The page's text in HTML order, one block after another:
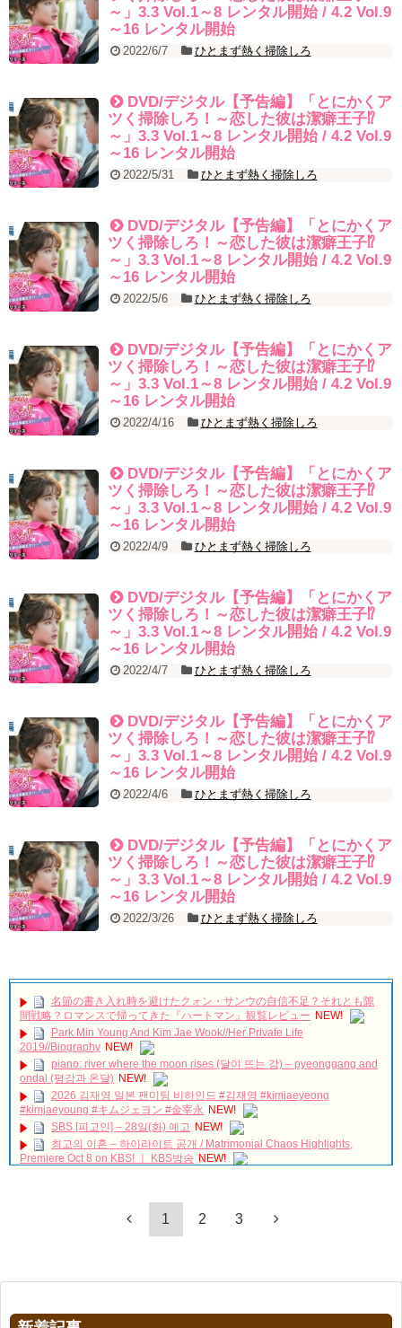
痩せたのはソン・ジェリムのせい!? 」 (11/26)
【裏芸能】キムユジョンの熱愛彼氏はあの大物俳優
キム・ユジョン、美しいセルフショットで近況を伝える“会いたいで
しょ？” Big News TV
幻の王女チャミョンゴ エンディング
YUCHUN ♥ LOVE 15 「成均館 5話」
[Fan MV]七日の王妃(7일의 왕비)OST – 정기고 (Junggigo) – 그리고
그려도 (Miss You In My Heart)
俳優カン・ギヨン、突然の熱愛宣言…「キム秘書がなぜそうか」出
演で話題 Big News TV
Powered by livedoor 相互RSS
～」3.3 Vol.1～8 レンタル開始 / 4.2 Vol.9
～16 レンタル開始
2022/6/7 ひとまず熱く掃除しろ
DVD/デジタル【予告編】「とにかくア
ツく掃除しろ！～恋した彼は潔癖王子⁉
～」3.3 Vol.1～8 レンタル開始 / 4.2 Vol.9
～16 レンタル開始
2022/5/31 ひとまず熱く掃除しろ
DVD/デジタル【予告編】「とにかくア
ツく掃除しろ！～恋した彼は潔癖王子⁉
～」3.3 Vol.1～8 レンタル開始 / 4.2 Vol.9
～16 レンタル開始
2022/5/6 ひとまず熱く掃除しろ
DVD/デジタル【予告編】「とにかくア
ツく掃除しろ！～恋した彼は潔癖王子⁉
～」3.3 Vol.1～8 レンタル開始 / 4.2 Vol.9
～16 レンタル開始
2022/4/16 ひとまず熱く掃除しろ
DVD/デジタル【予告編】「とにかくア
ツく掃除しろ！～恋した彼は潔癖王子⁉
～」3.3 Vol.1～8 レンタル開始 / 4.2 Vol.9
～16 レンタル開始
2022/4/9 ひとまず熱く掃除しろ
DVD/デジタル【予告編】「とにかくア
ツく掃除しろ！～恋した彼は潔癖王子⁉
～」3.3 Vol.1～8 レンタル開始 / 4.2 Vol.9
～16 レンタル開始
2022/4/7 ひとまず熱く掃除しろ
DVD/デジタル【予告編】「とにかくア
ツく掃除しろ！～恋した彼は潔癖王子⁉
～」3.3 Vol.1～8 レンタル開始 / 4.2 Vol.9
～16 レンタル開始
2022/4/6 ひとまず熱く掃除しろ
DVD/デジタル【予告編】「とにかくア
ツく掃除しろ！～恋した彼は潔癖王子⁉
～」3.3 Vol.1～8 レンタル開始 / 4.2 Vol.9
～16 レンタル開始
2022/3/26 ひとまず熱く掃除しろ
名節の書き入れ時を避けたクォン・サンウの自信不足？それとも隙
間戦略？ロマンスで帰ってきた『ハートマン』観覧レビュー NEW!
Park Min Young And Kim Jae Wook//Her Private Life
2019//Biography NEW!
piano: river where the moon rises (달이 뜨는 강) – pyeonggang and
ondal (평강과 온달) NEW!
2026 김재영 일본 팬미팅 비하인드 #김재영 #kimjaeyeong
#kimjaeyoung #キムジェヨン #金宰永 NEW!
SBS [피고인] – 28일(화) 예고 NEW!
최고의 이혼 – 하이라이트 공개 / Matrimonial Chaos Highlights,
Premiere Oct 8 on KBS! ㅣ KBS방송 NEW!
「30だけど17です」ヤン・セジョンのお姫様抱っこや腕枕に胸キュ
ン必至！スペシャル映像公開！ NEW!
🏰 SKY Castle #Kdrama #Doramas #Netflix #KDramaBrasil
「違う（ちがう）・異なる」を韓国語では？「다르다（タルダ）」
の意味・使い方について
■韓国ドラマ『キング～Two Hearts』予告動画（日本語字幕）につい
yoon kyun sang
1 2 3